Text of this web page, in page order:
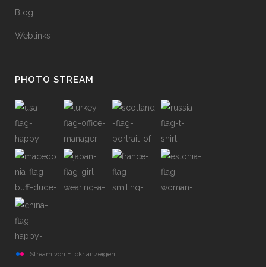
Blog
Weblinks
PHOTO STREAM
Stream von Flickr anzeigen